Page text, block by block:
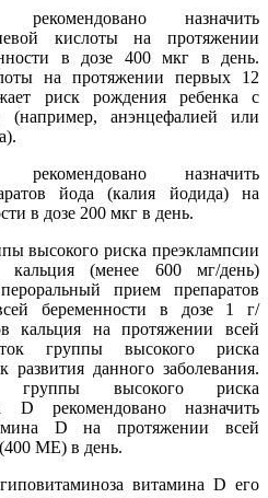
рекомендовано назначить
кислоты на протяжении
в дозе 400 мкг в день.
на протяжении первых 12
риск рождения ребенка с
(например, анэнцефалией или
рекомендовано назначить
йода (калия йодида) на
в дозе 200 мкг в день.
высокого риска преэклампсии
кальция (менее 600 мг/день)
прием препаратов
беременности в дозе 1 г/
кальция на протяжении всей
группы высокого риска
развития данного заболевания.
группы высокого риска
D рекомендовано назначить
D на протяжении всей
МЕ) в день.
витамина D его